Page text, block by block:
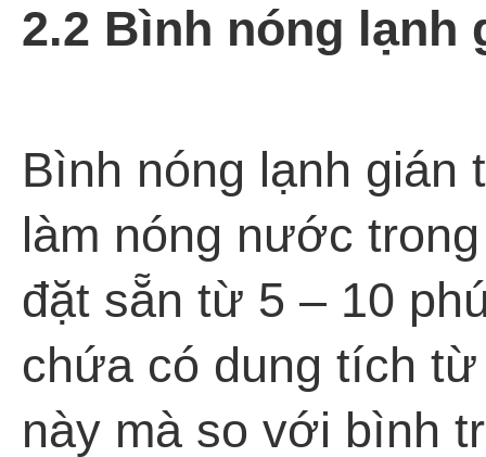
2.2 Bình nóng lạnh
Bình nóng lạnh gián
làm nóng nước
đặt sẵn từ 5 – 10
chứa có dung tích
này mà so với bình